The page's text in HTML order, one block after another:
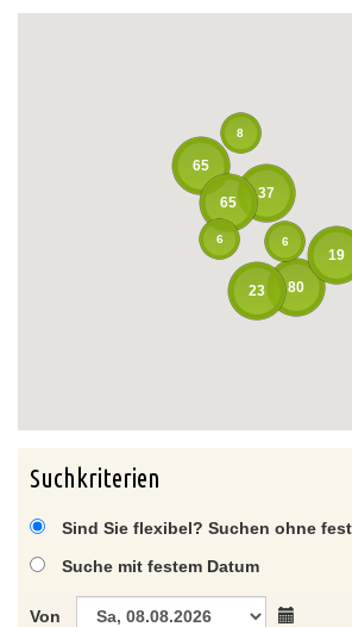
80
19
65
37
65
23
6
6
8
Suchkriterien
Sind Sie flexibel? Suchen ohne
Suche mit festem Datum
Von